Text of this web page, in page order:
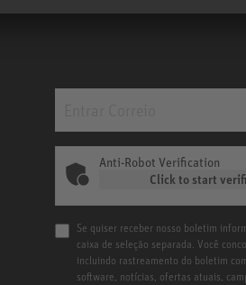
Anti-Robot Verification
Click to start
Se quiser receber nosso boletim
caixa de seleção separada. Você
incluindo rastreamento do boletim
software, notícias, ofertas atuais,